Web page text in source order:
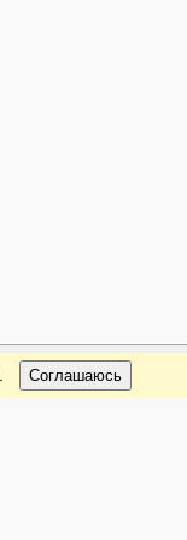
Соглашаюсь